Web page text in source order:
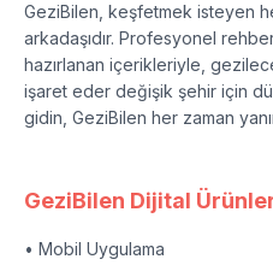
GeziBilen, keşfetmek isteyen
arkadaşıdır. Profesyonel
hazırlanan içerikleriyle,
işaret eder değişik şehir için
gidin, GeziBilen her zaman
GeziBilen Dijital
• Mobil Uygulama